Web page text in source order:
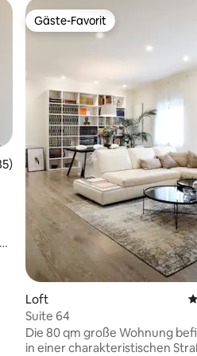
Bewertung: 4,98 von 5,
Gäste-Favorit
Gäste-Favorit
Loft
Suite 64
Die 80 qm große Wohnung
in einer charakteristischen